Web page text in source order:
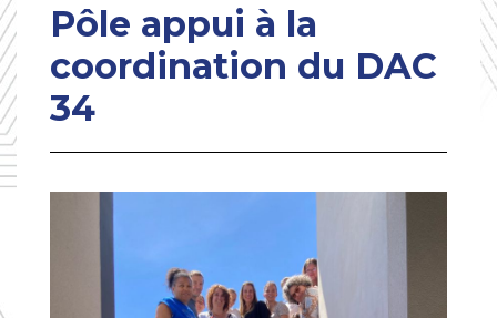
Pôle appui à la
coordination du DAC
34